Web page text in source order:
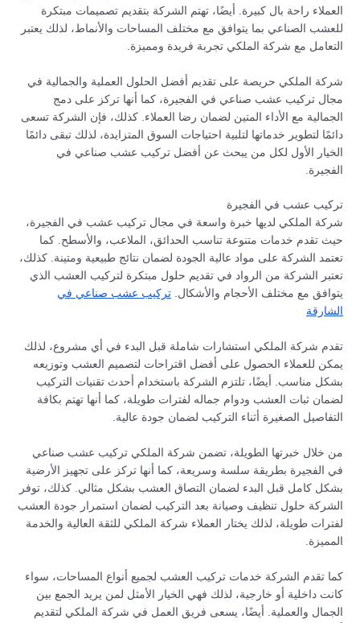
العملاء راحة بال كبيرة. أيضًا، تهتم الشركة بتقديم تصميمات مبتكرة
للعشب الصناعي بما يتوافق مع مختلف المساحات والأنماط، لذلك يعتبر
التعامل مع شركة الملكي تجربة فريدة ومميزة.
شركة الملكي حريصة على تقديم أفضل الحلول العملية والجمالية في
مجال تركيب عشب صناعي في الفجيرة، كما أنها تركز على دمج
الجمالية مع الأداء المتين لضمان رضا العملاء. كذلك، فإن الشركة تسعى
دائمًا لتطوير خدماتها لتلبية احتياجات السوق المتزايدة، لذلك تبقى دائمًا
الخيار الأول لكل من يبحث عن أفضل تركيب عشب صناعي في
الفجيرة.
تركيب عشب في الفجيرة
شركة الملكي لديها خبرة واسعة في مجال تركيب عشب في الفجيرة،
حيث تقدم خدمات متنوعة تناسب الحدائق، الملاعب، والأسطح. كما
تعتمد الشركة على مواد عالية الجودة لضمان نتائج طبيعية ومتينة. كذلك،
تعتبر الشركة من الرواد في تقديم حلول مبتكرة لتركيب العشب الذي
يتوافق مع مختلف الأحجام والأشكال.تركيب عشب صناعي في
الشارقة
تقدم شركة الملكي استشارات شاملة قبل البدء في أي مشروع، لذلك
يمكن للعملاء الحصول على أفضل اقتراحات لتصميم العشب وتوزيعه
بشكل مناسب. أيضًا، تلتزم الشركة باستخدام أحدث تقنيات التركيب
لضمان ثبات العشب ودوام جماله لفترات طويلة، كما أنها تهتم بكافة
التفاصيل الصغيرة أثناء التركيب لضمان جودة عالية.
من خلال خبرتها الطويلة، تضمن شركة الملكي تركيب عشب صناعي
في الفجيرة بطريقة سلسة وسريعة، كما أنها تركز على تجهيز الأرضية
بشكل كامل قبل البدء لضمان التصاق العشب بشكل مثالي. كذلك، توفر
الشركة حلول تنظيف وصيانة بعد التركيب لضمان استمرار جودة العشب
لفترات طويلة، لذلك يختار العملاء شركة الملكي للثقة العالية والخدمة
المميزة.
كما تقدم الشركة خدمات تركيب العشب لجميع أنواع المساحات، سواء
كانت داخلية أو خارجية، لذلك فهي الخيار الأمثل لمن يريد الجمع بين
الجمال والعملية. أيضًا، يسعى فريق العمل في شركة الملكي لتقديم